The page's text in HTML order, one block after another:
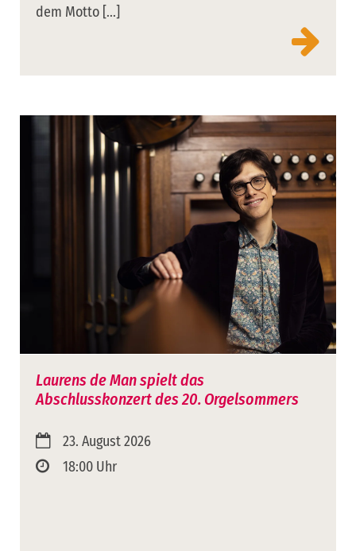
dem Motto [...]
Laurens de Man spielt das
Abschlusskonzert des 20. Orgelsommers
23. August 2026
18:00 Uhr